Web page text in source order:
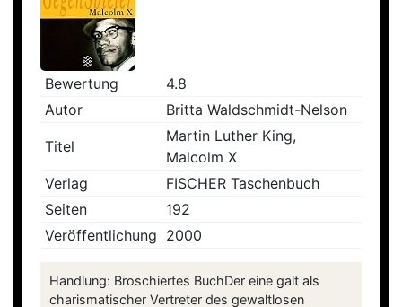
Bewertung
4.8
Autor
Britta Waldschmidt-Nelson
Titel
Martin Luther King,
Malcolm X
Verlag
FISCHER Taschenbuch
Seiten
192
Veröffentlichung 2000
Handlung: Broschiertes BuchDer eine galt als
charismatischer Vertreter des gewaltlosen